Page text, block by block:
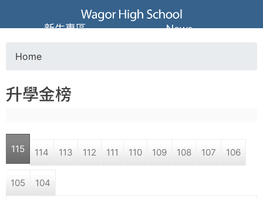
Jump to navigation
葳
格
高
中
學
o
u
a
r
Home
升學金榜
115 114 113 112 111 110 109 108 107 106
105 104
新生專區 News